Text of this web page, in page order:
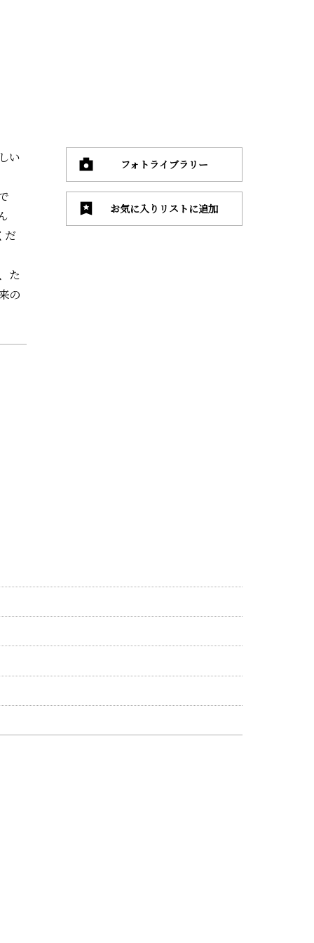
い
だ
た
の
フォトライブラリー
お気に入りリストに追加